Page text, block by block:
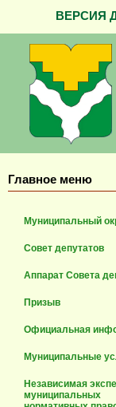
ВЕРСИЯ
Главное меню
Муниципальный
Совет депутатов
Аппарат Совета
Призыв
Официальная
Муниципальные
Независимая
муниципальных